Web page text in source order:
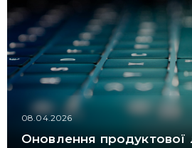
08.04.2026
Оновлення продуктової